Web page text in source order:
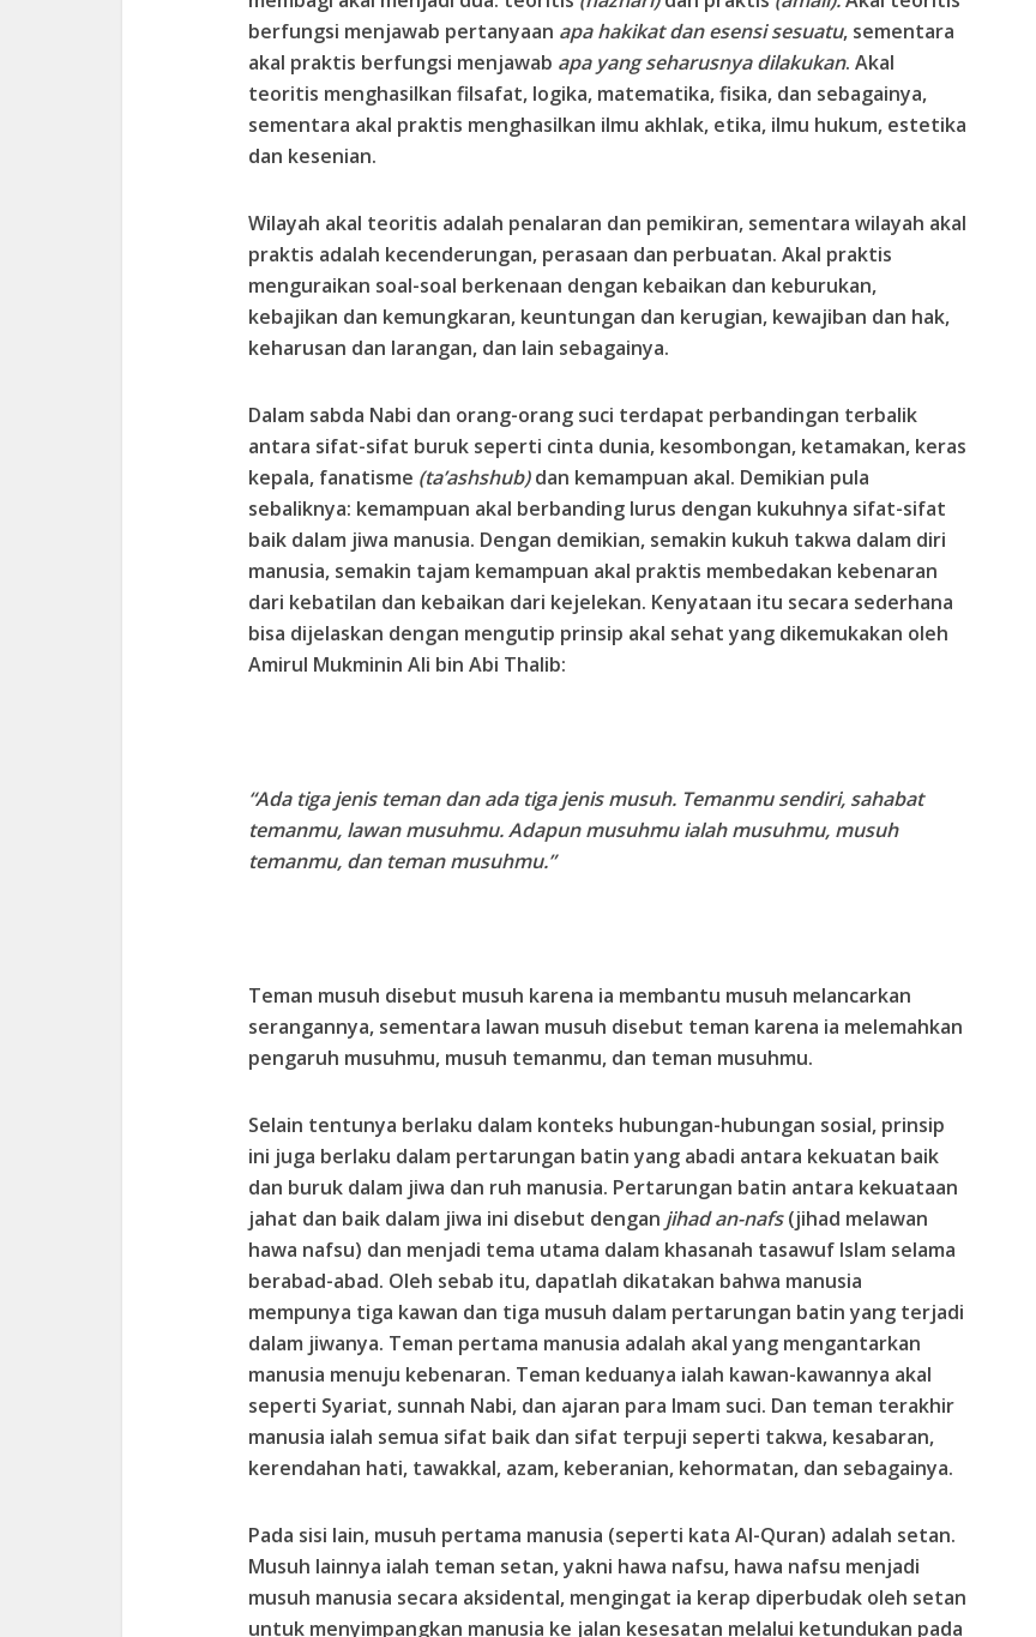
berfungsi menjawab pertanyaan apa hakikat dan esensi sesuatu, sementara
akal praktis berfungsi menjawab apa yang seharusnya dilakukan. Akal
teoritis menghasilkan filsafat, logika, matematika, fisika, dan sebagainya,
sementara akal praktis menghasilkan ilmu akhlak, etika, ilmu hukum, estetika
dan kesenian.
Wilayah akal teoritis adalah penalaran dan pemikiran, sementara wilayah akal
praktis adalah kecenderungan, perasaan dan perbuatan. Akal praktis
menguraikan soal-soal berkenaan dengan kebaikan dan keburukan,
kebajikan dan kemungkaran, keuntungan dan kerugian, kewajiban dan hak,
keharusan dan larangan, dan lain sebagainya.
Dalam sabda Nabi dan orang-orang suci terdapat perbandingan terbalik
antara sifat-sifat buruk seperti cinta dunia, kesombongan, ketamakan, keras
kepala, fanatisme (ta’ashshub)dan kemampuan akal. Demikian pula
sebaliknya: kemampuan akal berbanding lurus dengan kukuhnya sifat-sifat
baik dalam jiwa manusia. Dengan demikian, semakin kukuh takwa dalam diri
manusia, semakin tajam kemampuan akal praktis membedakan kebenaran
dari kebatilan dan kebaikan dari kejelekan. Kenyataan itu secara sederhana
bisa dijelaskan dengan mengutip prinsip akal sehat yang dikemukakan oleh
Amirul Mukminin Ali bin Abi Thalib:
“Ada tiga jenis teman dan ada tiga jenis musuh. Temanmu sendiri, sahabat
temanmu, lawan musuhmu. Adapun musuhmu ialah musuhmu, musuh
temanmu, dan teman musuhmu.”
Teman musuh disebut musuh karena ia membantu musuh melancarkan
serangannya, sementara lawan musuh disebut teman karena ia melemahkan
pengaruh musuhmu, musuh temanmu, dan teman musuhmu.
Selain tentunya berlaku dalam konteks hubungan-hubungan sosial, prinsip
ini juga berlaku dalam pertarungan batin yang abadi antara kekuatan baik
dan buruk dalam jiwa dan ruh manusia. Pertarungan batin antara kekuataan
jahat dan baik dalam jiwa ini disebut dengan jihad an-nafs(jihad melawan
hawa nafsu) dan menjadi tema utama dalam khasanah tasawuf Islam selama
berabad-abad. Oleh sebab itu, dapatlah dikatakan bahwa manusia
mempunya tiga kawan dan tiga musuh dalam pertarungan batin yang terjadi
dalam jiwanya. Teman pertama manusia adalah akal yang mengantarkan
manusia menuju kebenaran. Teman keduanya ialah kawan-kawannya akal
seperti Syariat, sunnah Nabi, dan ajaran para Imam suci. Dan teman terakhir
manusia ialah semua sifat baik dan sifat terpuji seperti takwa, kesabaran,
kerendahan hati, tawakkal, azam, keberanian, kehormatan, dan sebagainya.
Pada sisi lain, musuh pertama manusia (seperti kata Al-Quran) adalah setan.
Musuh lainnya ialah teman setan, yakni hawa nafsu, hawa nafsu menjadi
musuh manusia secara aksidental, mengingat ia kerap diperbudak oleh setan
untuk menyimpangkan manusia ke jalan kesesatan melalui ketundukan pada